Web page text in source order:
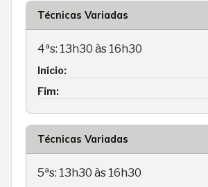
Técnicas Variadas
4ªs: 13h30 às 16h30
Início:
Fim:
Técnicas Variadas
5ªs: 13h30 às 16h30